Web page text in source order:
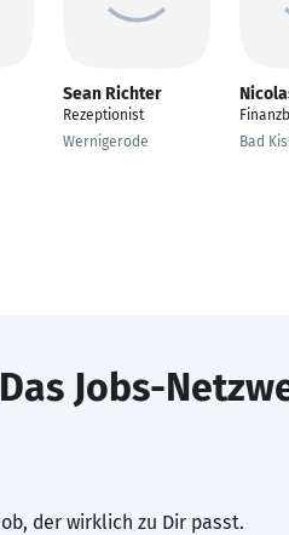
Sean Richter
Rezeptionist
Wernigerode
Bad
Jobs-
der wirklich zu Dir passt.